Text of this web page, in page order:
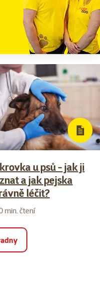
u psů - jak ji
a jak pejska
léčit?
min. čtení